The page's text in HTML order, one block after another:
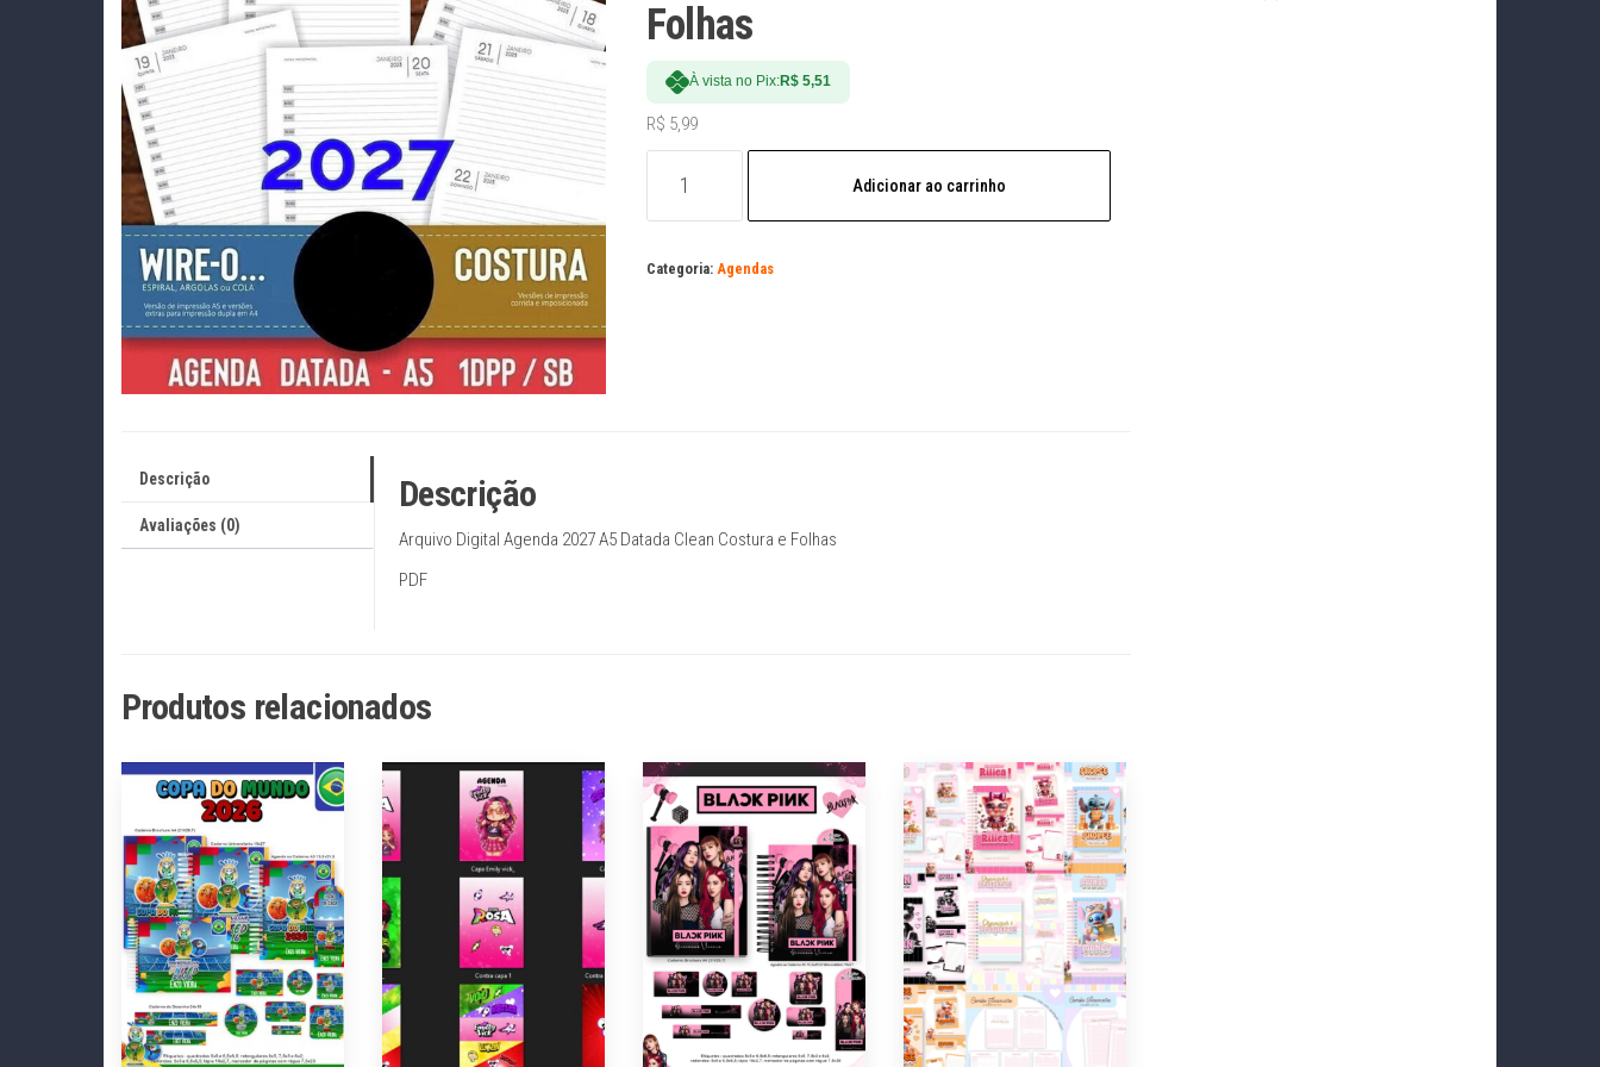
Folhas
À vista no Pix:R$5,51
R$ 5,99
Digital
Agenda
A5
Adicionar ao carrinho
Categoria: Agendas
Descrição
Avaliações (0)
Descrição
Arquivo Digital Agenda 2027 A5 Datada Clean Costura e Folhas
PDF
Produtos relacionados